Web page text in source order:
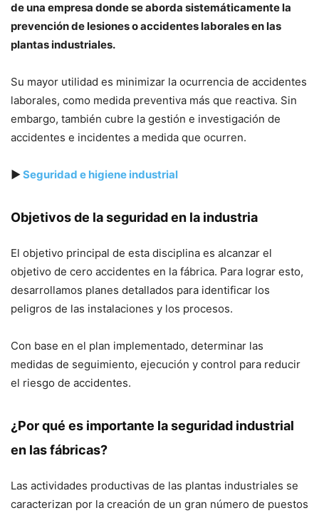
de una empresa donde se aborda sistemáticamente la
prevención de lesiones o accidentes laborales en las
plantas industriales.
Su mayor utilidad es minimizar la ocurrencia de accidentes
laborales, como medida preventiva más que reactiva. Sin
embargo, también cubre la gestión e investigación de
accidentes e incidentes a medida que ocurren.
▶Seguridad e higiene industrial
Objetivos de la seguridad en la industria
El objetivo principal de esta disciplina es alcanzar el
objetivo de cero accidentes en la fábrica. Para lograr esto,
desarrollamos planes detallados para identificar los
peligros de las instalaciones y los procesos.
Con base en el plan implementado, determinar las
medidas de seguimiento, ejecución y control para reducir
el riesgo de accidentes.
¿Por qué es importante la seguridad industrial
en las fábricas?
Las actividades productivas de las plantas industriales se
caracterizan por la creación de un gran número de puestos